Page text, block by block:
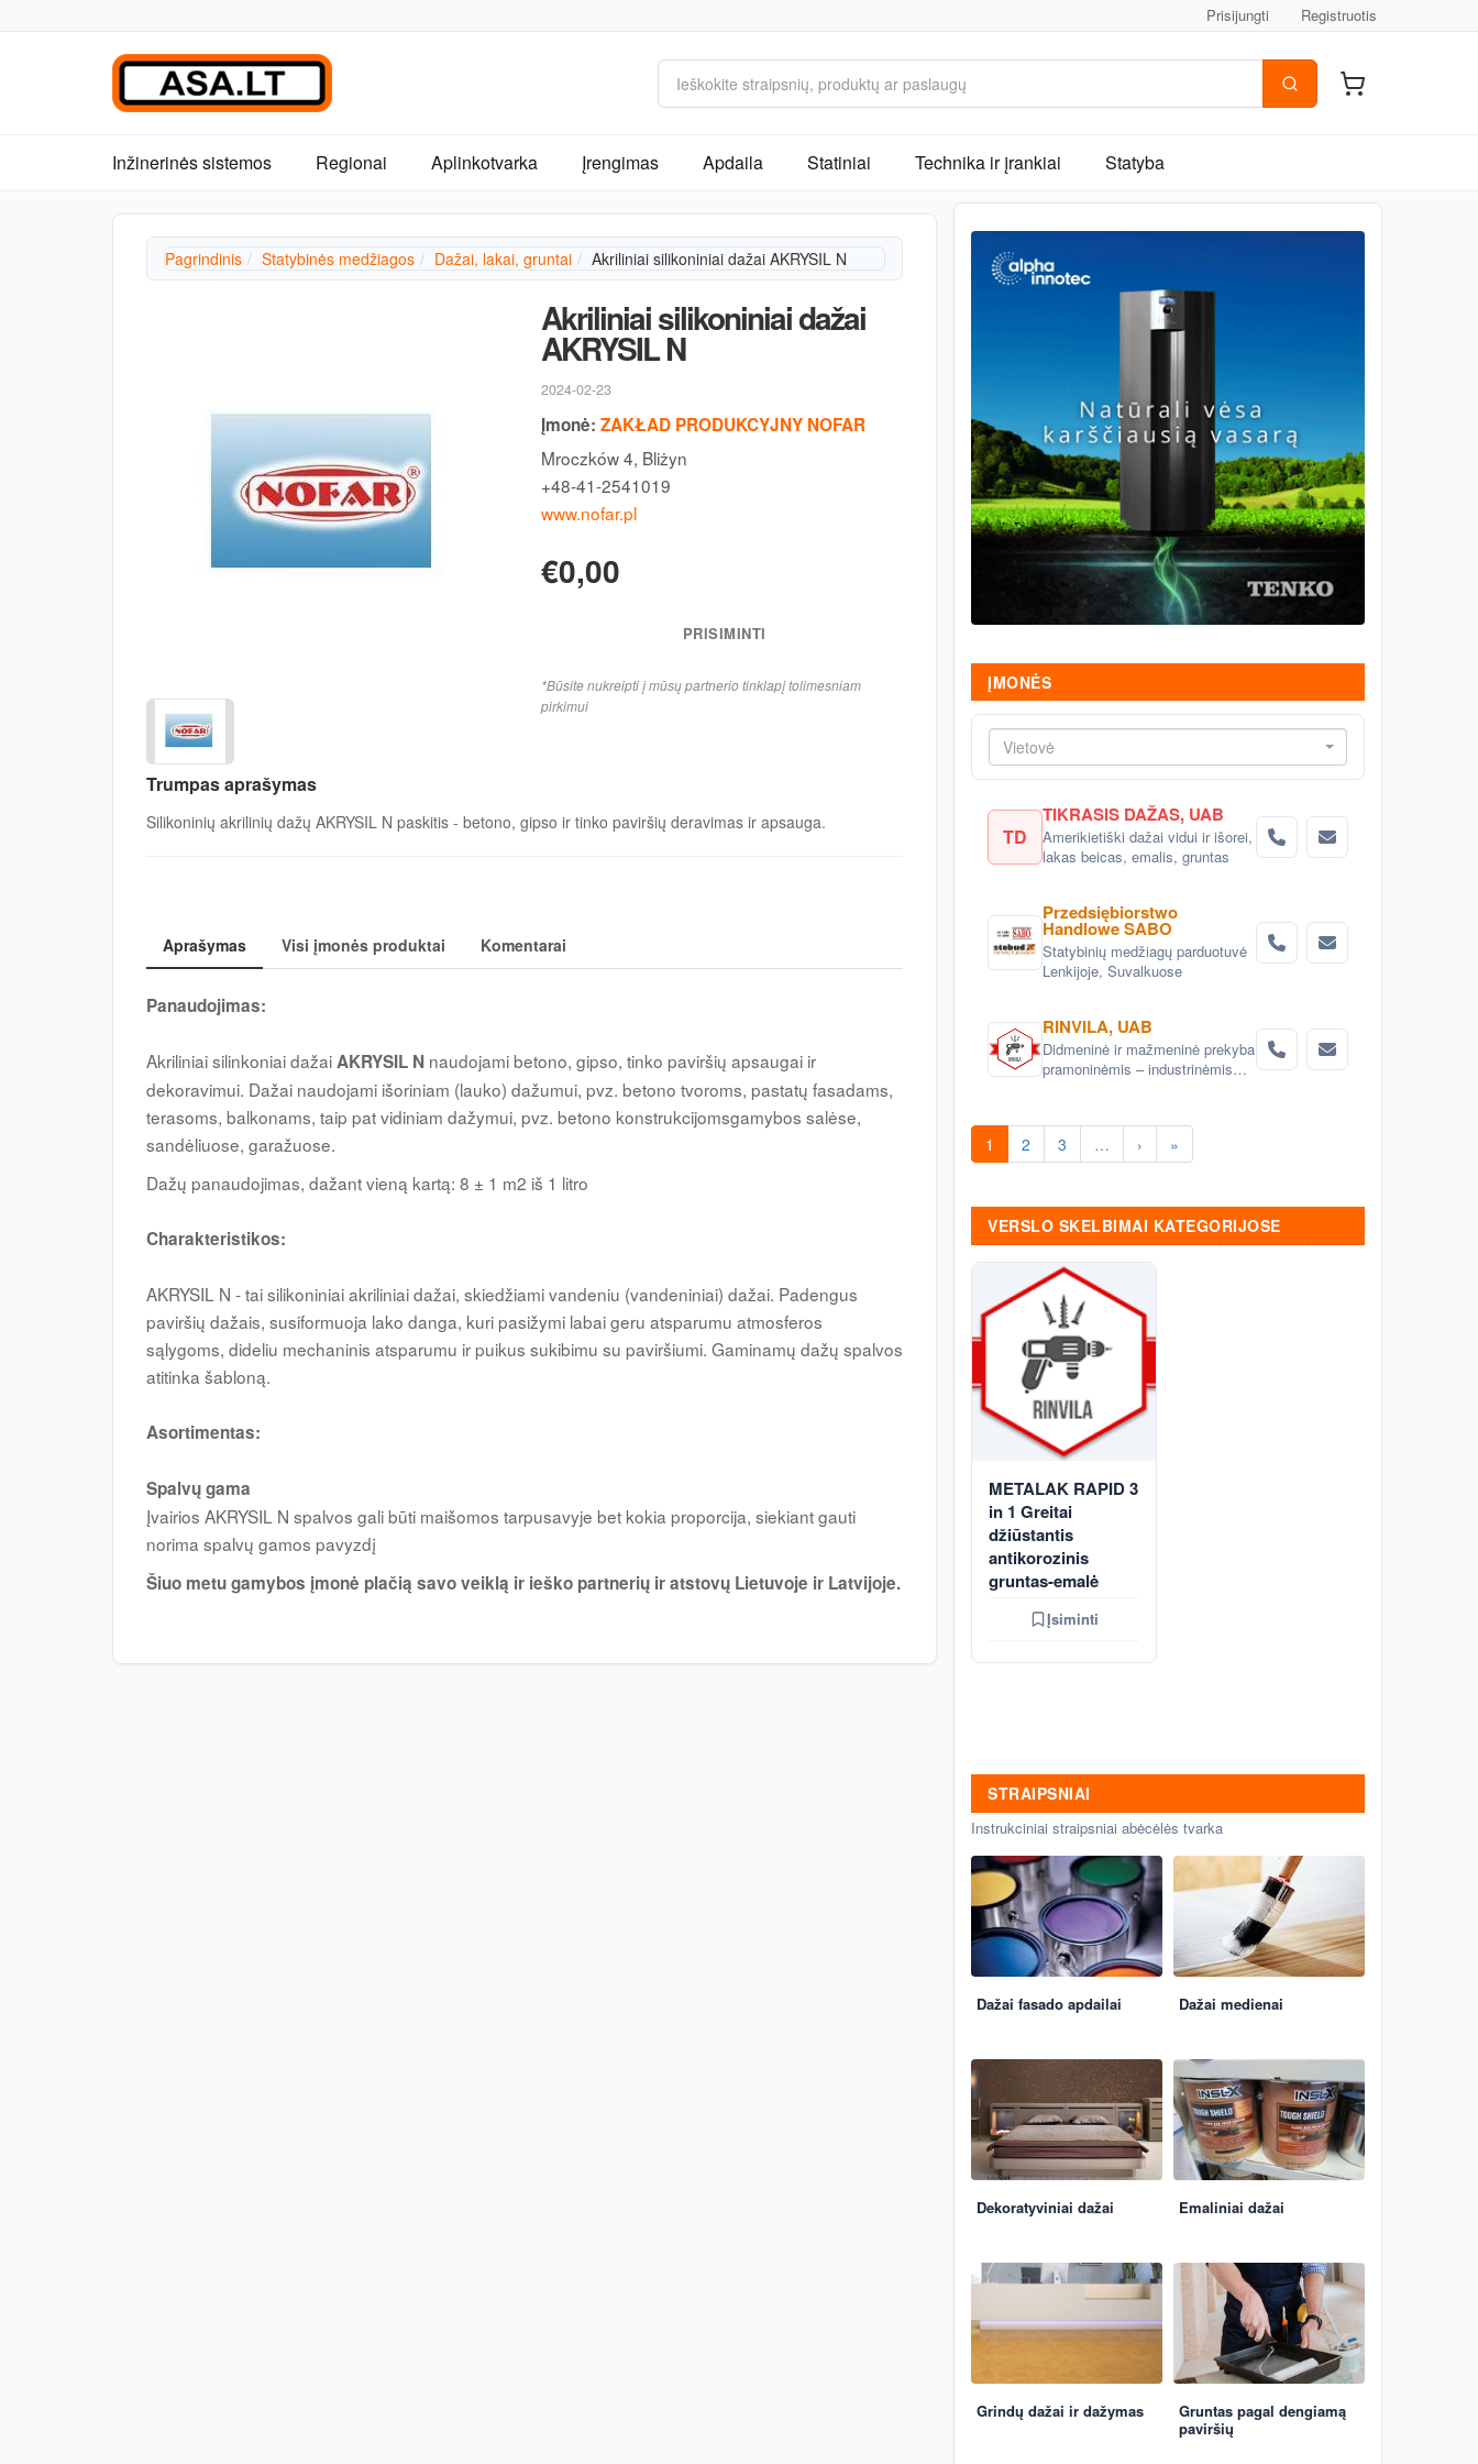
Prisijungti Registruotis
Inžinerinės sistemos Regionai Aplinkotvarka Įrengimas Apdaila Statiniai Technika ir įrankiai Statyba
Pagrindinis Statybinės medžiagos Dažai, lakai, gruntai Akriliniai silikoniniai dažai AKRYSIL N
Akriliniai silikoniniai dažai
AKRYSIL N
2024-02-23
Įmonė: ZAKŁAD PRODUKCYJNY NOFAR
Mroczków 4, Bliżyn
+48-41-2541019
www.nofar.pl
€0,00
PRISIMINTI
*Būsite nukreipti į mūsų partnerio tinklapį tolimesniam
pirkimui
Trumpas aprašymas
Silikoninių akrilinių dažų AKRYSIL N paskitis - betono, gipso ir tinko paviršių deravimas ir apsauga.
Aprašymas Visi įmonės produktai Komentarai
Panaudojimas:
Akriliniai silinkoniai dažaiAKRYSIL N naudojami betono, gipso, tinko paviršių apsaugai ir
dekoravimui. Dažai naudojami išoriniam (lauko) dažumui, pvz. betono tvoroms, pastatų fasadams,
terasoms, balkonams, taip pat vidiniam dažymui, pvz. betono konstrukcijomsgamybos salėse,
sandėliuose, garažuose.
Dažų panaudojimas, dažant vieną kartą: 8 ± 1 m2 iš 1 litro
Charakteristikos:
AKRYSIL N - tai silikoniniai akriliniai dažai, skiedžiami vandeniu (vandeniniai) dažai. Padengus
paviršių dažais, susiformuoja lako danga, kuri pasižymi labai geru atsparumu atmosferos
sąlygoms, dideliu mechaninis atsparumu ir puikus sukibimu su paviršiumi. Gaminamų dažų spalvos
atitinka šabloną.
Asortimentas:
Spalvų gama
Įvairios AKRYSIL N spalvos gali būti maišomos tarpusavyje bet kokia proporcija, siekiant gauti
norima spalvų gamos pavyzdį
Šiuo metu gamybos įmonė plačią savo veiklą ir ieško partnerių ir atstovų Lietuvoje ir Latvijoje.
ĮMONĖS
Vietovė
TD
TIKRASIS DAŽAS, UAB
Amerikietiški dažai vidui ir išorei,
lakas beicas, emalis, gruntas
Przedsiębiorstwo
Handlowe SABO
Statybinių medžiagų parduotuvė
Lenkijoje, Suvalkuose
RINVILA, UAB
Didmeninė ir mažmeninė prekyba
pramoninėmis – industrinėmis
1 2 3 … › »
VERSLO SKELBIMAI KATEGORIJOSE
METALAK RAPID 3
in 1 Greitai
džiūstantis
antikorozinis
gruntas-emalė
Įsiminti
STRAIPSNIAI
Instrukciniai straipsniai abėcėlės tvarka
Dažai fasado apdailai Dažai medienai
Dekoratyviniai dažai Emaliniai dažai
Grindų dažai ir dažymas
Gruntas pagal dengiamą
paviršių